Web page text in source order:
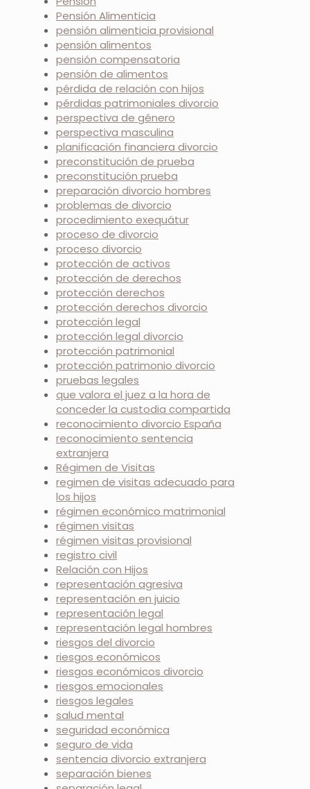
Pensión Alimenticia
pensión alimenticia provisional
pensión alimentos
pensión compensatoria
pensión de alimentos
pérdida de relación con hijos
pérdidas patrimoniales divorcio
perspectiva de género
perspectiva masculina
planificación financiera divorcio
preconstitución de prueba
preconstitución prueba
preparación divorcio hombres
problemas de divorcio
procedimiento exequátur
proceso de divorcio
proceso divorcio
protección de activos
protección de derechos
protección derechos
protección derechos divorcio
protección legal
protección legal divorcio
protección patrimonial
protección patrimonio divorcio
pruebas legales
que valora el juez a la hora de
conceder la custodia compartida
reconocimiento divorcio España
reconocimiento sentencia
extranjera
Régimen de Visitas
regimen de visitas adecuado para
los hijos
régimen económico matrimonial
régimen visitas
régimen visitas provisional
registro civil
Relación con Hijos
representación agresiva
representación en juicio
representación legal
representación legal hombres
riesgos del divorcio
riesgos económicos
riesgos económicos divorcio
riesgos emocionales
riesgos legales
salud mental
seguridad económica
seguro de vida
sentencia divorcio extranjera
separación bienes